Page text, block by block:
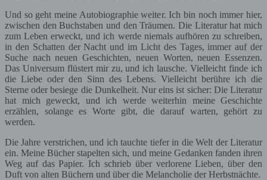
Und so geht meine Autobiographie weiter. Ich bin noch immer hier,
zwischen den Buchstaben und den Träumen. Die Literatur hat mich
zum Leben erweckt, und ich werde niemals aufhören zu schreiben,
in den Schatten der Nacht und im Licht des Tages, immer auf der
Suche nach neuen Geschichten, neuen Worten, neuen Essenzen.
Das Universum flüstert mir zu, und ich lausche. Vielleicht finde ich
die Liebe oder den Sinn des Lebens. Vielleicht berühre ich die
Sterne oder besiege die Dunkelheit. Nur eins ist sicher: Die Literatur
hat mich geweckt, und ich werde weiterhin meine Geschichte
erzählen, solange es Worte gibt, die darauf warten, gehört zu
werden.
Die Jahre verstrichen, und ich tauchte tiefer in die Welt der Literatur
ein. Meine Bücher stapelten sich, und meine Gedanken fanden ihren
Weg auf das Papier. Ich schrieb über verlorene Lieben, über den
Duft von alten Büchern und über die Melancholie der Herbstnächte.